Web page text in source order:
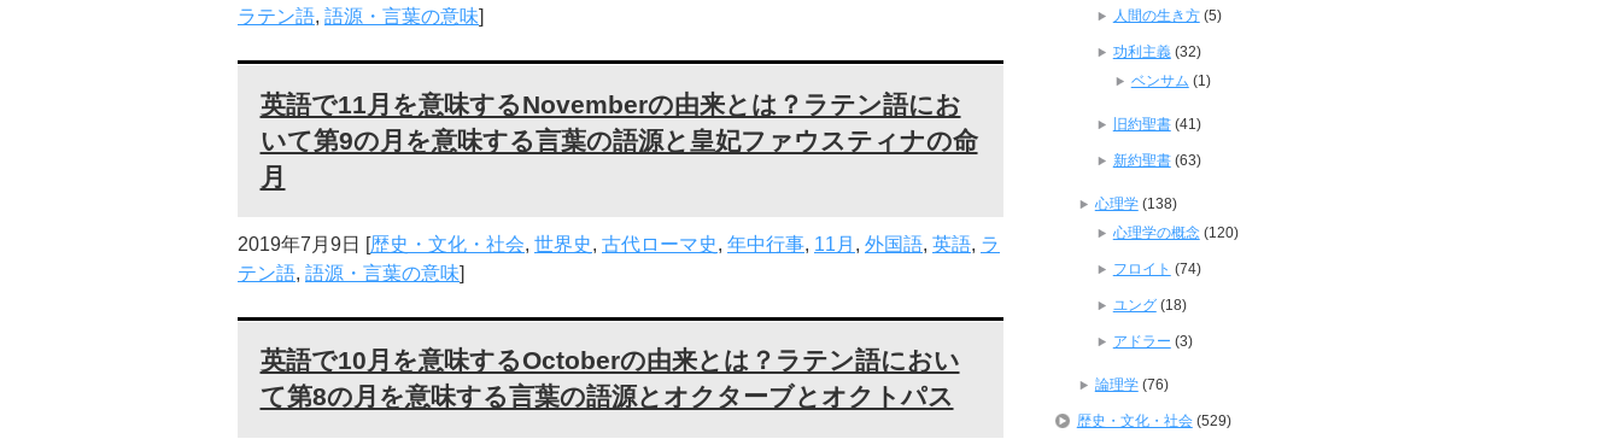
ラテン語, 語源・言葉の意味]
英語で11月を意味するNovemberの由来とは？ラテン語にお
いて第9の月を意味する言葉の語源と皇妃ファウスティナの命
月
2019年7月9日 [歴史・文化・社会, 世界史, 古代ローマ史, 年中行事, 11月 , 外国語, 英語, ラ
テン語, 語源・言葉の意味]
英語で10月を意味するOctoberの由来とは？ラテン語におい
て第8の月を意味する言葉の語源とオクターブとオクトパス
人間の生き方(5)
功利主義(32)
ベンサム (1)
旧約聖書(41)
新約聖書(63)
心理学(138)
心理学の概念(120)
フロイト (74)
ユング(18)
アドラー (3)
論理学(76)
歴史・文化・社会(529)